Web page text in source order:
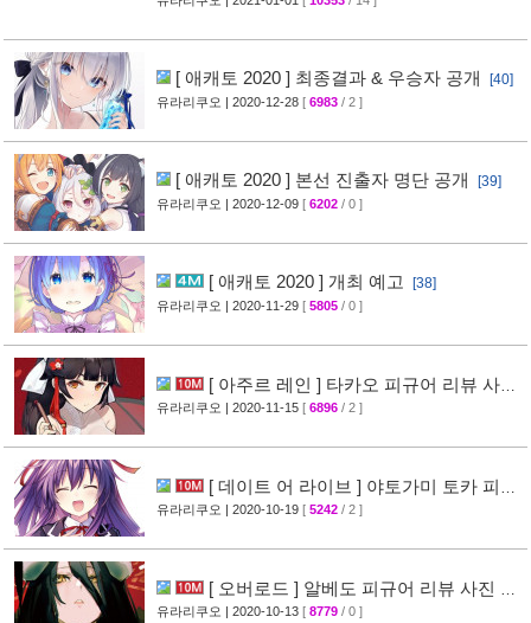
[ 애캐토 2020 ] 최종결과 & 우승자 공개 [40]
유라리쿠오 | 2020-12-28 [ 6983 / 2 ]
[ 애캐토 2020 ] 본선 진출자 명단 공개 [39]
유라리쿠오 | 2020-12-09 [ 6202 / 0 ]
[ 애캐토 2020 ] 개최 예고 [38]
유라리쿠오 | 2020-11-29 [ 5805 / 0 ]
[ 아주르 레인 ] 타카오 피규어 리뷰 사진
공개 [28]
유라리쿠오 | 2020-11-15 [ 6896 / 2 ]
[ 데이트 어 라이브 ] 야토가미 토카 피규
어 리뷰 사진 공개 [18]
유라리쿠오 | 2020-10-19 [ 5242 / 2 ]
[ 오버로드 ] 알베도 피규어 리뷰 사진 공
개 [37]
유라리쿠오 | 2020-10-13 [ 8779 / 0 ]